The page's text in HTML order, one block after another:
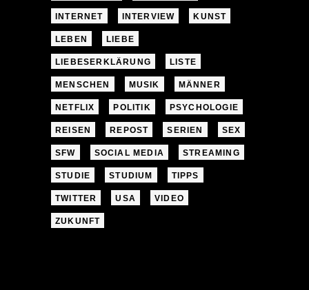
INTERNET INTERVIEW KUNST
LEBEN LIEBE
LIEBESERKLÄRUNG LISTE
MENSCHEN MUSIK MÄNNER
NETFLIX POLITIK PSYCHOLOGIE
REISEN REPOST SERIEN SEX
SFW SOCIAL MEDIA STREAMING
STUDIE STUDIUM TIPPS
TWITTER USA VIDEO
ZUKUNFT